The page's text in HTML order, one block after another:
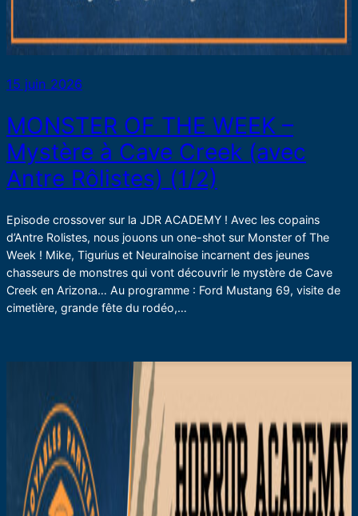
15 juin 2026
MONSTER OF THE WEEK –
Mystère à Cave Creek (avec
Antre Rôlistes) (1/2)
Episode crossover sur la JDR ACADEMY ! Avec les copains
d’Antre Rolistes, nous jouons un one-shot sur Monster of The
Week ! Mike, Tigurius et Neuralnoise incarnent des jeunes
chasseurs de monstres qui vont découvrir le mystère de Cave
Creek en Arizona… Au programme : Ford Mustang 69, visite de
cimetière, grande fête du rodéo,…